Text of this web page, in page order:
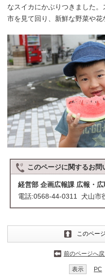
なスイカにかぶりつきました
市を見て回り、新鮮な野菜や花
このページに関するお問
経営部 企画広報課 広報・広
電話:0568-44-0311 犬山市
このペー
前のページへ
表示 PC